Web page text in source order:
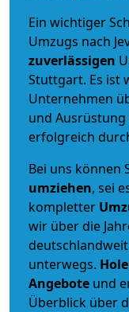
Ein wichtiger
Umzugs nach
zuverlässigen
Stuttgart. Es ist
Unternehmen
und
erfolgreich
Bei uns können
umziehen, sei
kompletter
wir über die
unterwegs.
Angebote und
Überblick über